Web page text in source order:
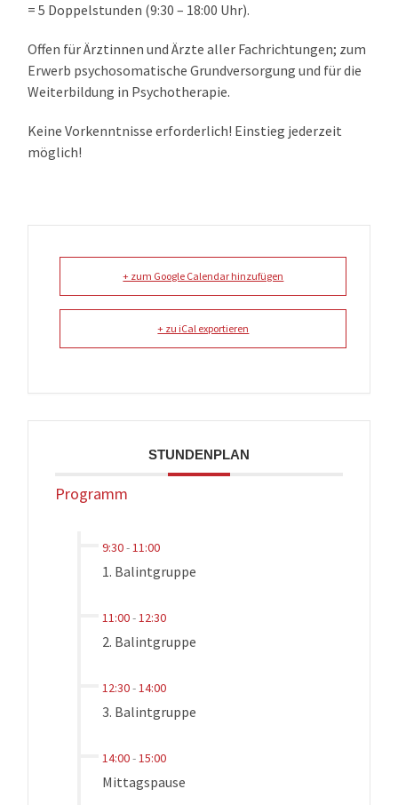
= 5 Doppelstunden (9:30 – 18:00 Uhr).
Offen für Ärztinnen und Ärzte aller Fachrichtungen; zum
Erwerb psychosomatische Grundversorgungund für die
Weiterbildung in Psychotherapie.
Keine Vorkenntnisse erforderlich! Einstieg jederzeit
möglich!
+ zum Google Calendar hinzufügen
+ zu iCal exportieren
STUNDENPLAN
Programm
9:30-11:00
1. Balintgruppe
11:00-12:30
2. Balintgruppe
12:30-14:00
3. Balintgruppe
14:00-15:00
Mittagspause